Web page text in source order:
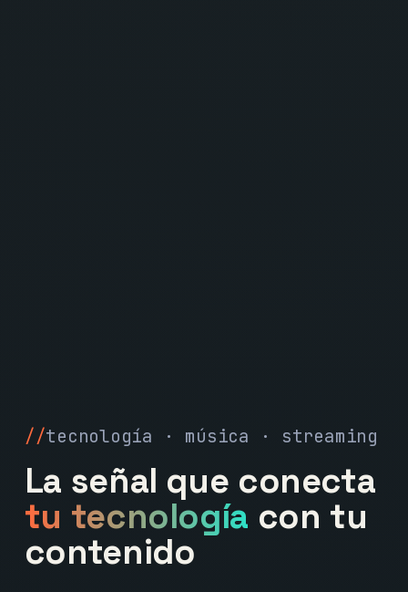
tecnología · música · streaming
La señal que conecta
tu tecnología con tu
contenido